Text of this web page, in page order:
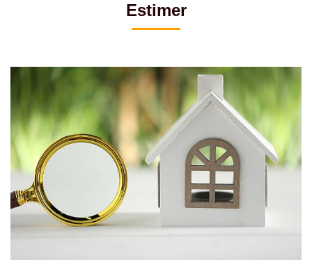
VENDRE
GESTION LOCATIVE
Location De Votre Bien
Gestion De Votre Bien
Extranet
SYNDIC
Estimer